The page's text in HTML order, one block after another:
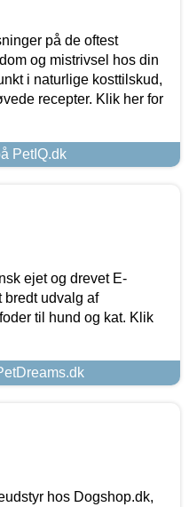
på de oftest
og mistrivsel hos din
i naturlige kosttilskud,
recepter. Klik her for
PetIQ.dk
ejet og drevet E-
udvalg af
til hund og kat. Klik
hos Dogshop.dk,